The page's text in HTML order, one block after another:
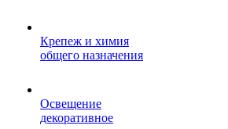
Крепеж и химия
общего назначения
Освещение
декоративное